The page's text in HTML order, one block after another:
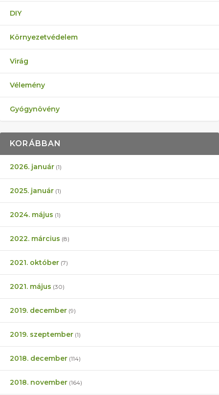
DIY
Környezetvédelem
Virág
Vélemény
Gyógynövény
KORÁBBAN
2026. január (1)
2025. január (1)
2024. május (1)
2022. március (8)
2021. október (7)
2021. május (30)
2019. december (9)
2019. szeptember (1)
2018. december (114)
2018. november (164)